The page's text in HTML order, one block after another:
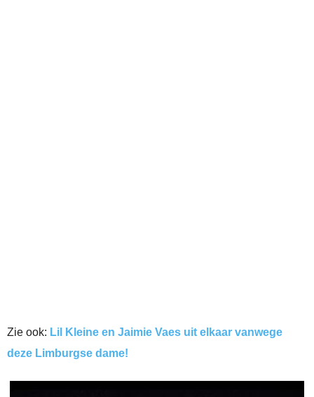
Zie ook: Lil Kleine en Jaimie Vaes uit elkaar vanwege
deze Limburgse dame!